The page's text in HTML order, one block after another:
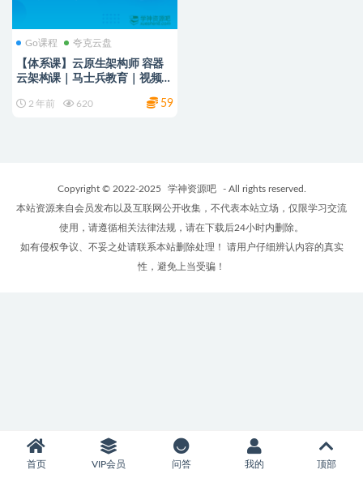
Go课程 夸克云盘
【体系课】云原生架构师 容器
云架构课｜马士兵教育｜视频课
2 年前 620 59
Copyright © 2022-2025 学神资源吧
- All rights reserved.
本站资源来自会员发布以及互联网公开收集，不代表本站立场，仅限学习交流
使用，请遵循相关法律法规，请在下载后24小时内删除。
如有侵权争议、不妥之处请联系本站删除处理！ 请用户仔细辨认内容的真实
性，避免上当受骗！
首页 VIP会员 问答 我的 顶部